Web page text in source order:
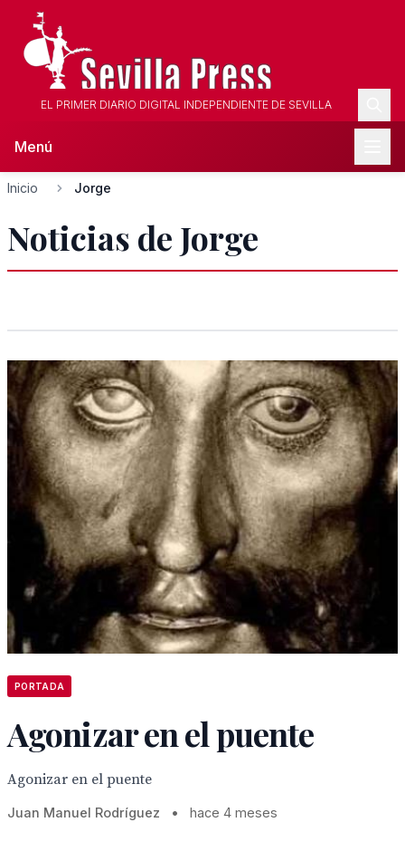
EL PRIMER DIARIO DIGITAL INDEPENDIENTE DE SEVILLA
Menú
Inicio Jorge
Noticias de Jorge
PORTADA
Agonizar en el puente
Agonizar en el puente
Juan Manuel Rodríguez • hace 4 meses